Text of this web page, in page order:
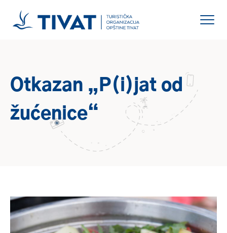
Otkazan „P(i)jat od
žućenice“